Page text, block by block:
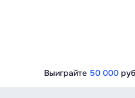
Выиграйте 50 000